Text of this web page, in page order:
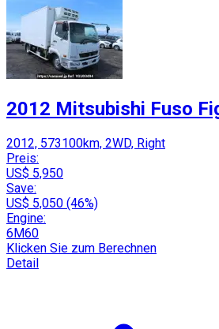
2012 Mitsubishi Fuso
2012, 573100km, 2WD, Right
Preis:
US$ 5,950
Save:
US$ 5,050 (46%)
Engine:
6M60
Klicken Sie zum Berechnen
Detail